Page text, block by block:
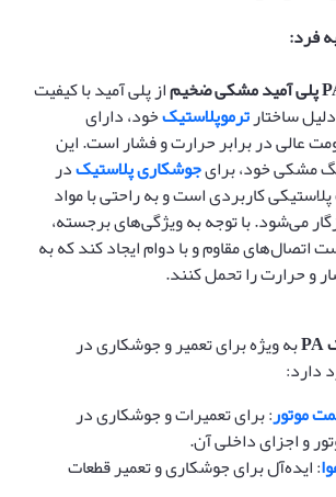
فرد:
پلی آمید مشکی ضخیماز پلی آمید با کیفیت
ساختارترموپلاستیکخود، دارای
عالی در برابر حرارت و فشار است. این
مشکی خود، برایجوشکاری پلاستیکدر
کاربردی است و به راحتی با مواد
می‌شود. با توجه به ویژگی‌های برجسته،
اتصال‌های مقاوم و با دوام ایجاد کند که به
و حرارت را تحمل کنند.
PAبه ویژه برای تعمیر و جوشکاری در
دارد:
موتور: برای تعمیرات و جوشکاری در
و اجزای داخلی آن.
: ایده‌آل برای جوشکاری و تعمیر قطعات